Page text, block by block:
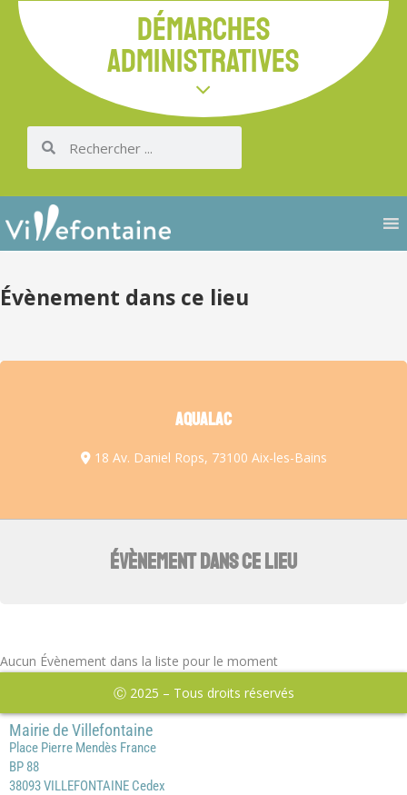
DÉMARCHES
ADMINISTRATIVES
Évènement dans ce lieu
AQUALAC
18 Av. Daniel Rops, 73100 Aix-les-Bains
ÉVÈNEMENT DANS CE LIEU
Aucun Évènement dans la liste pour le moment
Ⓒ 2025 – Tous droits réservés
Mairie de Villefontaine
Place Pierre Mendès France
BP 88
38093 VILLEFONTAINE Cedex